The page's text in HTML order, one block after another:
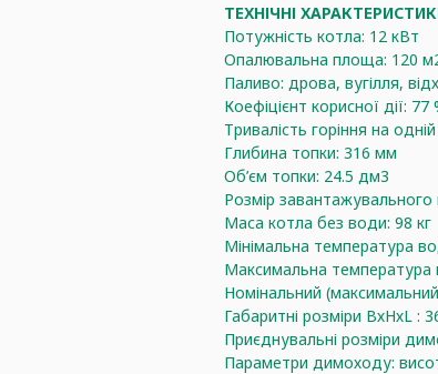
ТЕХНІЧНІ
Потужність котла: 12 кВт
Опалювальна площа: 120
Паливо: дрова, вугілля,
Коефіцієнт корисної дії: 77
Тривалість горіння на
Глибина топки: 316 мм
Об’єм топки: 24.5 дм3
Розмір завантажувального
Маса котла без води: 98 кг
Мінімальна температура
Максимальна температура
Номінальний
Габаритні розміри ВхНхL :
Приєднувальні розміри
Параметри димоходу: